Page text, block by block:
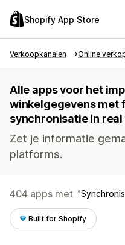
Shopify App Store
Verkoopkanalen Online
Alle apps voor het
winkelgegevens met
synchronisatie in
Zet je informatie
platforms.
404 apps met
Built for Shopify